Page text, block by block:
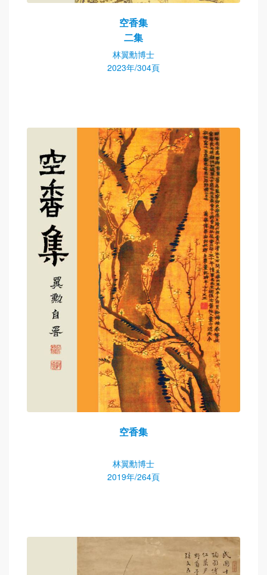
空香集
二集
林翼勳博士
2023年/304頁
空香集
林翼勳博士
2019年/264頁